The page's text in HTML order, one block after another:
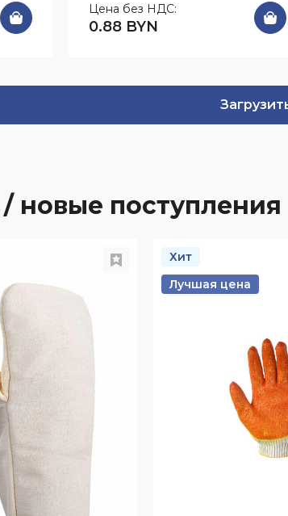
Цена без НДС:
0.88 BYN
новые поступления
Хит
Лучшая цена